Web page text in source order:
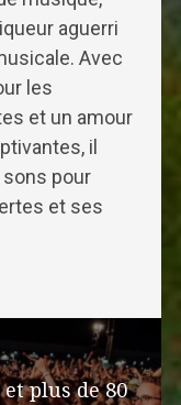
aguerri
Avec
les
et un amour
il
pour
et ses
plus de 80